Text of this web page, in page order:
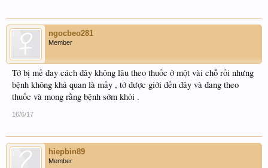
ngocbeo281
Member
Tớ bị mề đay cách đây không lâu theo thuốc ở một vài chỗ rồi nhưng
bệnh không khả quan là mấy , tớ được giới đến đây và đang theo
thuốc và mong rằng bệnh sớm khỏi .
16/6/17
hiepbin89
Member